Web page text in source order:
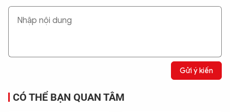
Gửi ý kiến
CÓ THỂ BẠN QUAN TÂM